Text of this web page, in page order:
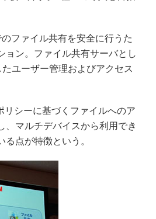
のファイル共有を安全に行うた
ョン。ファイル共有サーバとし
ユーザー管理およびアクセス
リシーに基づくファイルへのア
、マルチデバイスから利用でき
点が特徴という。